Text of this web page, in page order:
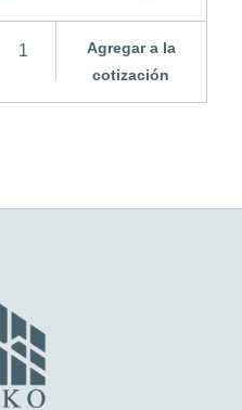
Agregar a la
cotización